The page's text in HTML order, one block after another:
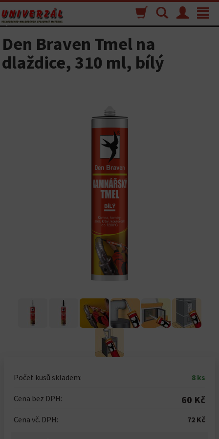
Toggle
Menu
Vyhľadávanie
Nákupný
košík
Den Braven Tmel na
dlaždice, 310 ml, bílý
Počet kusů skladem: 8 ks
Cena bez DPH: 60 Kč
Cena vč. DPH: 72 Kč